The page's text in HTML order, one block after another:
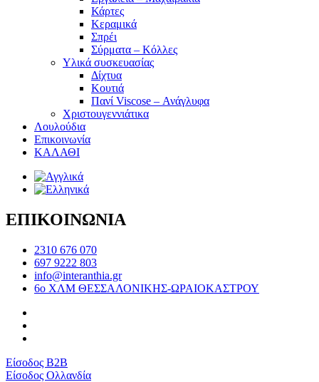
Κάρτες
Κεραμικά
Σπρέι
Σύρματα – Κόλλες
Υλικά συσκευασίας
Δίχτυα
Κουτιά
Πανί Viscose – Ανάγλυφα
Χριστουγεννιάτικα
Λουλούδια
Επικοινωνία
ΚΑΛΑΘΙ
ΕΠΙΚΟΙΝΩΝΙΑ
2310 676 070
697 9222 803
info@interanthia.gr
6ο ΧΛΜ ΘΕΣΣΑΛΟΝΙΚΗΣ-ΩΡΑΙΟΚΑΣΤΡΟΥ
Είσοδος B2B
Είσοδος Ολλανδία